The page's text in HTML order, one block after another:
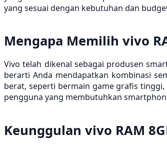
yang sesuai dengan kebutuhan dan
Mengapa Memilih vivo
Vivo telah dikenal sebagai produsen
berarti Anda mendapatkan kombinasi
berat, seperti bermain game grafis
pengguna yang membutuhkan
Keunggulan vivo RAM